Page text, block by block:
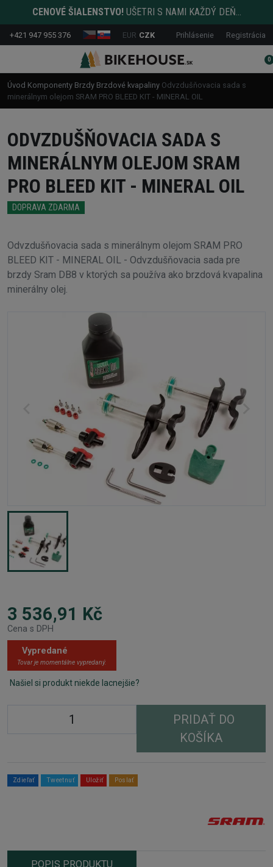
CENOVÉ ŠIALENSTVO! UŠETRI S NAMI KAŽDÝ DEŇ...
+421 947 955 376 EUR CZK Prihlásenie Registrácia
0
Úvod Komponenty Brzdy Brzdové kvapaliny Odvzdušňovacia sada s
minerálnym olejom SRAM PRO BLEED KIT - MINERAL OIL
ODVZDUŠŇOVACIA SADA S
MINERÁLNYM OLEJOM SRAM
PRO BLEED KIT - MINERAL OIL
DOPRAVA ZDARMA
Odvzdušňovacia sada s minerálnym olejom SRAM PRO
BLEED KIT - MINERAL OIL - Odvzdušňovacia sada pre
brzdy Sram DB8 v ktorých sa používa ako brzdová kvapalina
minerálny olej.
3 536,91 Kč
Cena s DPH
Vypredané
Tovar je momentálne vypredaný.
Našiel si produkt niekde lacnejšie?
PRIDAŤ DO
KOŠÍKA
Zdieľať Tweetnuť Uložiť Poslať
POPIS PRODUKTU